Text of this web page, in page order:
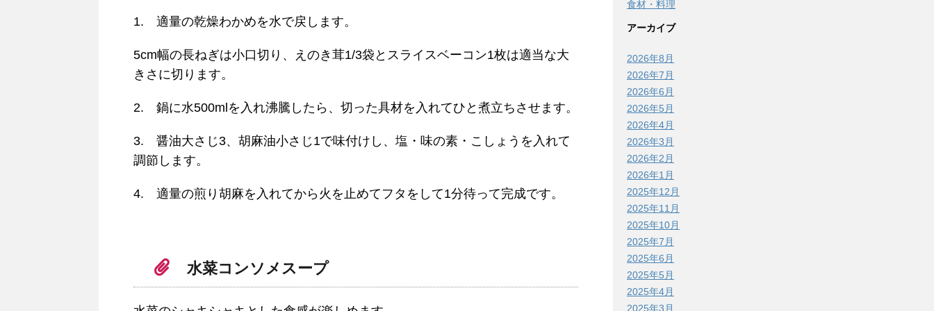
1. 適量の乾燥わかめを水で戻します。
5cm幅の長ねぎは小口切り、えのき茸1/3袋とスライスベーコン1枚は適当な大
きさに切ります。
2. 鍋に水500mlを入れ沸騰したら、切った具材を入れてひと煮立ちさせます。
3. 醤油大さじ3、胡麻油小さじ1で味付けし、塩・味の素・こしょうを入れて
調節します。
4. 適量の煎り胡麻を入れてから火を止めてフタをして1分待って完成です。
水菜コンソメスープ
食材・料理
アーカイブ
2026年8月
2026年7月
2026年6月
2026年5月
2026年4月
2026年3月
2026年2月
2026年1月
2025年12月
2025年11月
2025年10月
2025年7月
2025年6月
2025年5月
2025年4月
2025年3月